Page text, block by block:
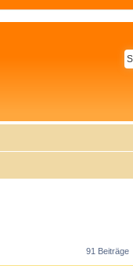
91 Beiträge